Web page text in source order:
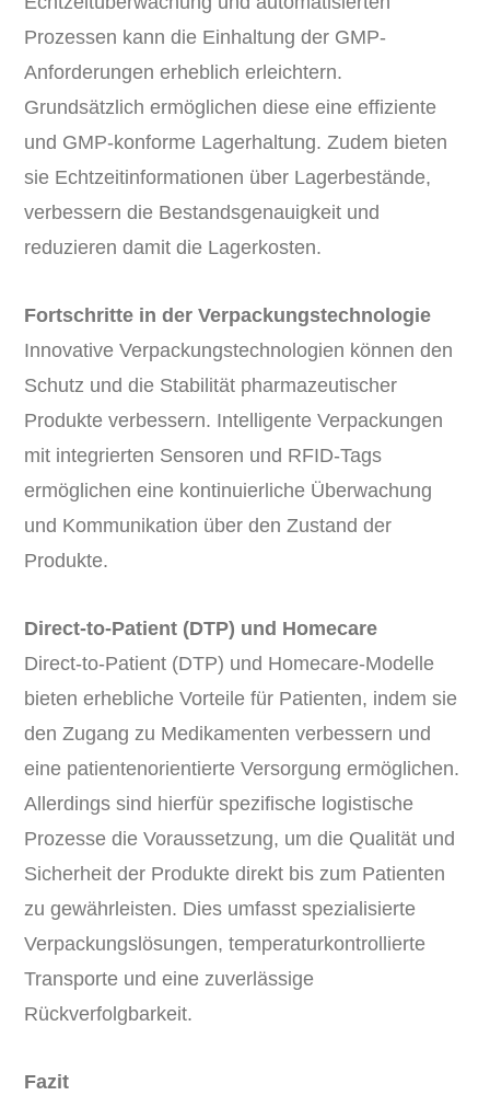
Prozessen kann die Einhaltung der GMP-
Anforderungen erheblich erleichtern.
Grundsätzlich ermöglichen diese eine effiziente
und GMP-konforme Lagerhaltung. Zudem bieten
sie Echtzeitinformationen über Lagerbestände,
verbessern die Bestandsgenauigkeit und
reduzieren damit die Lagerkosten.
Fortschritte in der Verpackungstechnologie
Innovative Verpackungstechnologien können den
Schutz und die Stabilität pharmazeutischer
Produkte verbessern. Intelligente Verpackungen
mit integrierten Sensoren und RFID-Tags
ermöglichen eine kontinuierliche Überwachung
und Kommunikation über den Zustand der
Produkte.
Direct-to-Patient (DTP) und Homecare
Direct-to-Patient (DTP) und Homecare-Modelle
bieten erhebliche Vorteile für Patienten, indem sie
den Zugang zu Medikamenten verbessern und
eine patientenorientierte Versorgung ermöglichen.
Allerdings sind hierfür spezifische logistische
Prozesse die Voraussetzung, um die Qualität und
Sicherheit der Produkte direkt bis zum Patienten
zu gewährleisten. Dies umfasst spezialisierte
Verpackungslösungen, temperaturkontrollierte
Transporte und eine zuverlässige
Rückverfolgbarkeit.
Fazit